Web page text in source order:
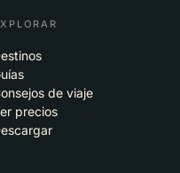
de viaje
precios